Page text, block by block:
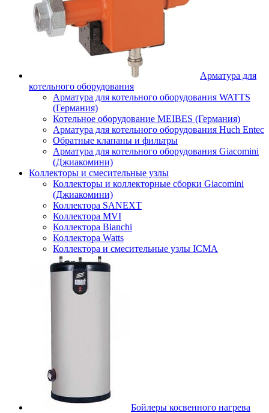
Арматура для
котельного оборудования
Арматура для котельного оборудования WATTS
(Германия)
Котельное оборудование MEIBES (Германия)
Арматура для котельного оборудования Huch Entec
Обратные клапаны и фильтры
Арматура для котельного оборудования Giacomini
(Джиакомини)
Коллекторы и смесительные узлы
Коллекторы и коллекторные сборки Giacomini
(Джиакомини)
Коллектора SANEXT
Коллектора MVI
Коллектора Bianchi
Коллектора Watts
Коллектора и смесительные узлы ICMA
Бойлеры косвенного нагрева